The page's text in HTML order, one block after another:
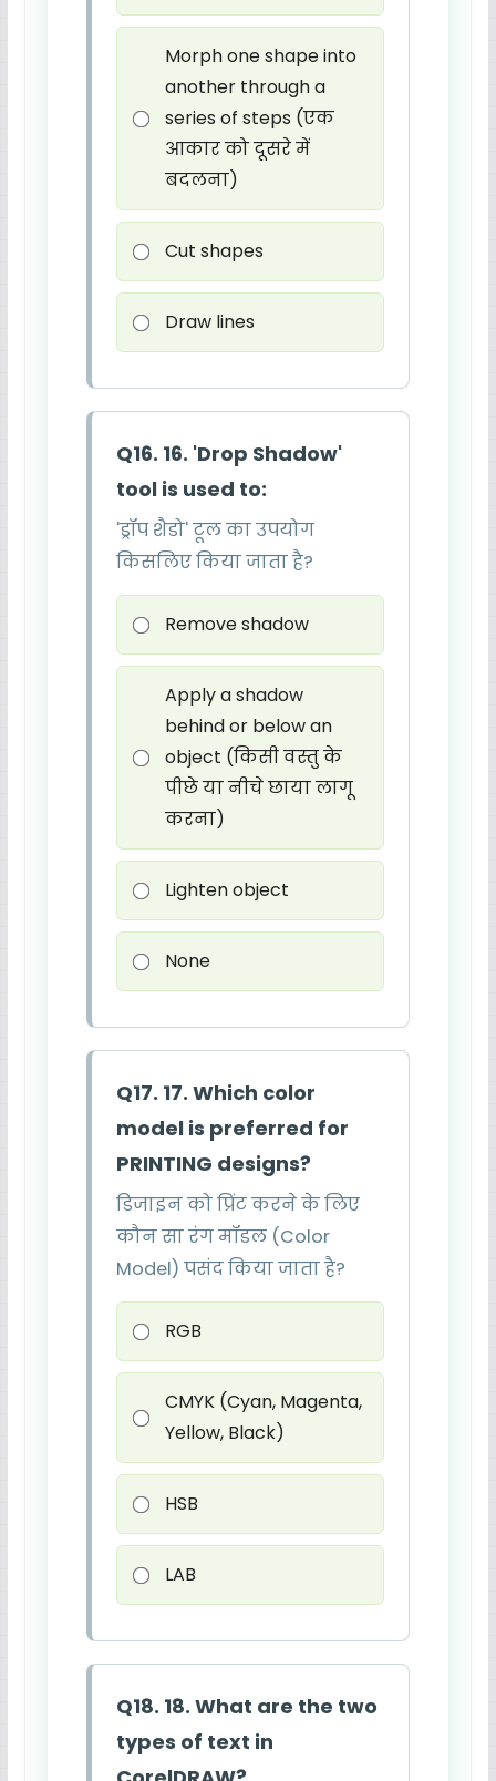
Morph one shape into
another through a
series of steps (एक
आकार को दूसरे में
बदलना)
Cut shapes
Draw lines
Q16. 16. 'Drop Shadow'
tool is used to:
'ड्रॉप शैडो' टूल का उपयोग
किसलिए किया जाता है?
Remove shadow
Apply a shadow
behind or below an
object (किसी वस्तु के
पीछे या नीचे छाया लागू
करना)
Lighten object
None
Q17. 17. Which color
model is preferred for
PRINTING designs?
डिजाइन को प्रिंट करने के लिए
कौन सा रंग मॉडल (Color
Model) पसंद किया जाता है?
RGB
CMYK (Cyan, Magenta,
Yellow, Black)
HSB
LAB
Q18. 18. What are the two
types of text in